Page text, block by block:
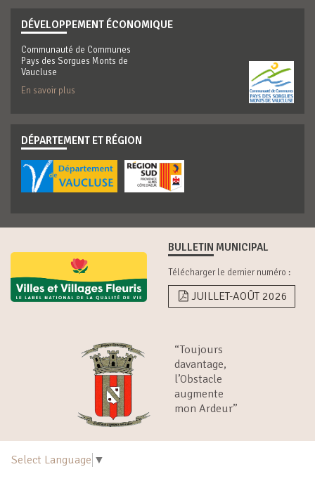
DÉVELOPPEMENT ÉCONOMIQUE
Communauté de Communes
Pays des Sorgues Monts de
Vaucluse
En savoir plus
DÉPARTEMENT ET RÉGION
BULLETIN MUNICIPAL
Télécharger le dernier numéro :
JUILLET-AOÛT 2026
“Toujours
davantage,
l’Obstacle
augmente
mon Ardeur”
Select Language ▼